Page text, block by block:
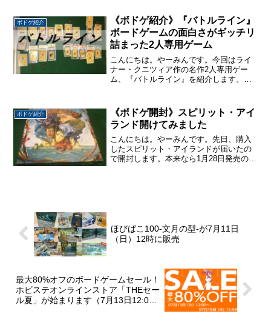
何らかの5色の物体が描かれています。そ
れらの物体は一見、色以...
ボドゲ紹介
《ボドゲ紹介》『バトルライン』
ボードゲームの面白さがギッチリ
詰まった2人専用ゲーム
こんにちは。やーみんです。今回はライ
ナー・クニツィア作の名作2人専用ゲー
ム、『バトルライン』を紹介します。プ
ドマネージメント、推理発売時期2000年
デザイナーライ...
ボドゲ紹介
《ボドゲ開封》スピリット・アイ
ランド開けてみました
こんにちは。やーみんです。先日、購入
したスピリット・アイランドが届いたの
で開封します。本来なら1月28日発売のゲ
ほびばこ100-文月の型-が7月11日
（日）12時に販売
最大80%オフのボードゲームセール！
ホビステオンラインストア「THEセー
ル夏」が始まります（7月13日12:00